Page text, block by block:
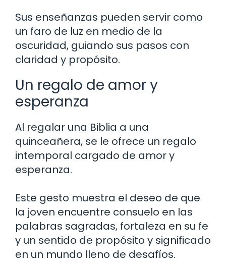
Sus enseñanzas pueden servir como
un faro de luz en medio de la
oscuridad, guiando sus pasos con
claridad y propósito.
Un regalo de amor y
esperanza
Al regalar una Biblia a una
quinceañera, se le ofrece un regalo
intemporal cargado de amor y
esperanza.
Este gesto muestra el deseo de que
la joven encuentre consuelo en las
palabras sagradas, fortaleza en su fe
y un sentido de propósito y significado
en un mundo lleno de desafíos.